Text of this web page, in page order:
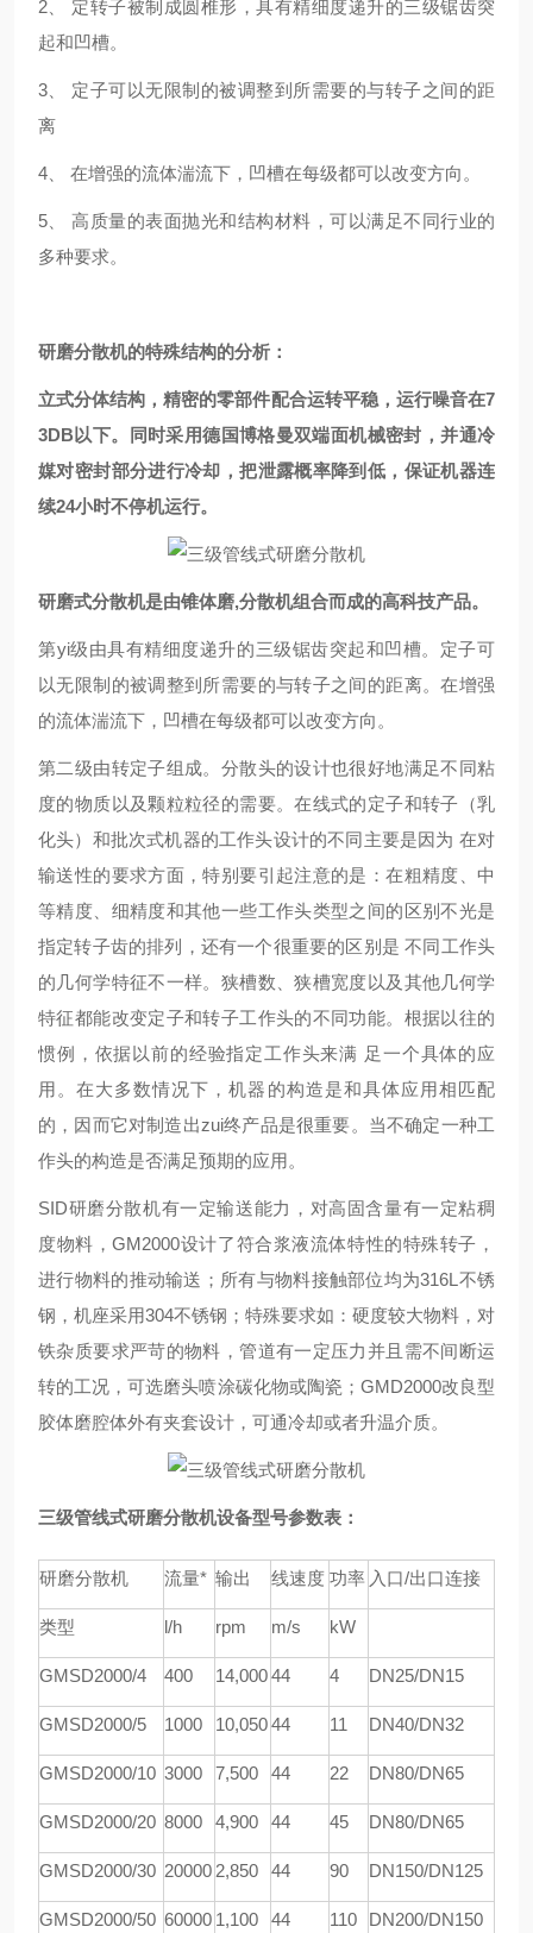
2、 定转子被制成圆椎形，具有精细度递升的三级锯齿突
起和凹槽。
3、 定子可以无限制的被调整到所需要的与转子之间的距
离
4、 在增强的流体湍流下，凹槽在每级都可以改变方向。
5、 高质量的表面抛光和结构材料，可以满足不同行业的
多种要求。
研磨分散机的特殊结构的分析：
立式分体结构，精密的零部件配合运转平稳，运行噪音在7
3DB以下。同时采用德国博格曼双端面机械密封，并通冷
媒对密封部分进行冷却，把泄露概率降到低，保证机器连
续24小时不停机运行。
研磨式分散机是由锥体磨,分散机组合而成的高科技产品。
第yi级由具有精细度递升的三级锯齿突起和凹槽。定子可
以无限制的被调整到所需要的与转子之间的距离。在增强
的流体湍流下，凹槽在每级都可以改变方向。
第二级由转定子组成。分散头的设计也很好地满足不同粘
度的物质以及颗粒粒径的需要。在线式的定子和转子（乳
化头）和批次式机器的工作头设计的不同主要是因为 在对
输送性的要求方面，特别要引起注意的是：在粗精度、中
等精度、细精度和其他一些工作头类型之间的区别不光是
指定转子齿的排列，还有一个很重要的区别是 不同工作头
的几何学特征不一样。狭槽数、狭槽宽度以及其他几何学
特征都能改变定子和转子工作头的不同功能。根据以往的
惯例，依据以前的经验指定工作头来满 足一个具体的应
用。在大多数情况下，机器的构造是和具体应用相匹配
的，因而它对制造出zui终产品是很重要。当不确定一种工
作头的构造是否满足预期的应用。
SID研磨分散机有一定输送能力，对高固含量有一定粘稠
度物料，GM2000设计了符合浆液流体特性的特殊转子，
进行物料的推动输送；所有与物料接触部位均为316L不锈
钢，机座采用304不锈钢；特殊要求如：硬度较大物料，对
铁杂质要求严苛的物料，管道有一定压力并且需不间断运
转的工况，可选磨头喷涂碳化物或陶瓷；GMD2000改良型
胶体磨腔体外有夹套设计，可通冷却或者升温介质。
三级管线式研磨分散机设备型号参数表：
研磨分散机 流量* 输出 线速度 功率 入口/出口连接
类型 l/h rpm m/s kW
GMSD2000/4 400 14,00044 4 DN25/DN15
GMSD2000/5 1000 10,05044 11 DN40/DN32
GMSD2000/10 3000 7,500 44 22 DN80/DN65
GMSD2000/20 8000 4,900 44 45 DN80/DN65
GMSD2000/30 20000 2,850 44 90 DN150/DN125
GMSD2000/50 60000 1,100 44 110 DN200/DN150